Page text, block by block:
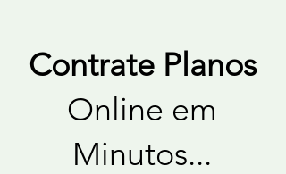
Contrate Planos
Online em
Minutos...